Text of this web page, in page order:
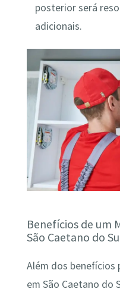
posterior será
adicionais.
Benefícios de um
São Caetano do
Além dos benefícios
em São Caetano do